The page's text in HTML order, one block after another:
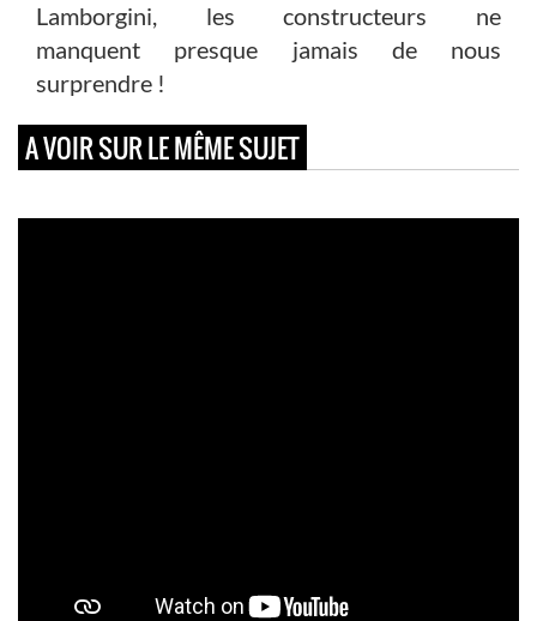
Lamborgini, les constructeurs ne
manquent presque jamais de nous
surprendre !
A VOIR SUR LE MÊME SUJET